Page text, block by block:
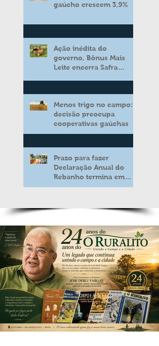
gaúcho crescem 3,9%
Ação inédita do
governo, Bônus Mais
Leite encerra Safra
aos produtores de leite
Menos trigo no campo:
decisão preocupa
cooperativas gaúchas
Prazo para fazer
Declaração Anual do
Rebanho termina em
duas semanas